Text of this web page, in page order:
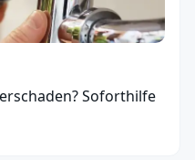
Soforthilfe